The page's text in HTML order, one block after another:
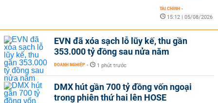
TÀI CHÍNH -
15:12 | 05/08/2026
EVN đã xóa sạch lỗ lũy kế, thu gần
353.000 tỷ đồng sau nửa năm
DOANH NGHIỆP - 1 phút trước
DMX hút gần 700 tỷ đồng vốn ngoại
trong phiên thứ hai lên HOSE